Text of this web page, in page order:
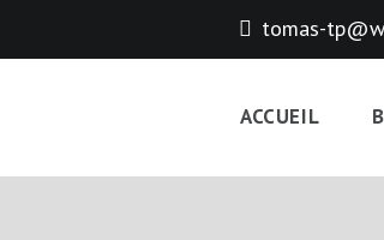
tomas-
ACCUEIL